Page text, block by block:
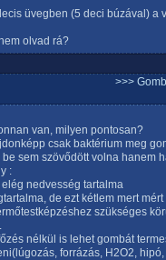
üvegben (5 deci búzával) a
olvad rá?
>>>
van, milyen pontosan?
csak baktérium meg
sem szövődött volna hanem
:
nedvesség tartalma
de ezt kétlem mert
szükséges
nélkül is lehet gombát
forrázás, H2O2,